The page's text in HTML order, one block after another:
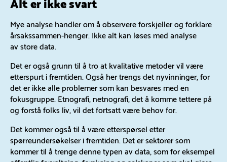
Mye analyse handler om å observere forskjeller og forklare
årsakssammen-henger. Ikke alt kan løses med analyse
av store data.
Det er også grunn til å tro at kvalitative metoder vil være
etterspurt i fremtiden. Også her trengs det nyvinninger, for
det er ikke alle problemer som kan besvares med en
fokusgruppe. Etnografi, netnografi, det å komme tettere på
og forstå folks liv, vil det fortsatt være behov for.
Det kommer også til å være etterspørsel etter
spørreundersøkelser i fremtiden. Det er sektorer som
kommer til å trenge denne typen av data, som for eksempel